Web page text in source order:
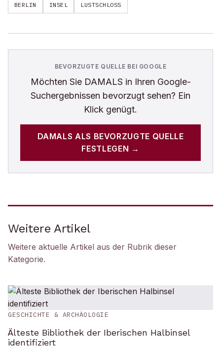
BERLIN INSEL LUSTSCHLOSS
BEVORZUGTE QUELLE BEI GOOGLE
Möchten Sie DAMALS in Ihren Google-
Suchergebnissen bevorzugt sehen? Ein
Klick genügt.
DAMALS ALS BEVORZUGTE QUELLE
FESTLEGEN →
Weitere Artikel
Weitere aktuelle Artikel aus der Rubrik dieser
Kategorie.
GESCHICHTE & ARCHÄOLOGIE
Älteste Bibliothek der Iberischen Halbinsel
identifiziert